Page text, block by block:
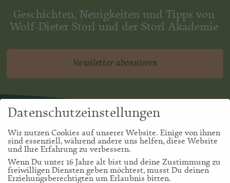
Geschichten, Neuigkeiten und Tipps von
Wolf-Dieter Storl und der Storl Akademie
Newsletter abonnieren
Datenschutzeinstellungen
Wir nutzen Cookies auf unserer Website. Einige von ihnen
sind essenziell, während andere uns helfen, diese Website
und Ihre Erfahrung zu verbessern.
Wenn Du unter 16 Jahre alt bist und deine Zustimmung zu
freiwilligen Diensten geben möchtest, musst Du deinen
Erziehungsberechtigten um Erlaubnis bitten.